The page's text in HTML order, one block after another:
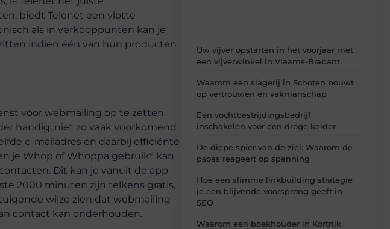
biedt Telenet een vlotte
als in verkooppunten kan je
indien één van hun producten
voor webmailing op te zetten.
handig, niet zo vaak voorkomend
e-mailadres en daarbij efficiënte
je Whop of Whoppa gebruikt kan
Dit kan je vanuit de app
2000 minuten zijn telkens gratis,
wijze zien dat webmailing
contact kan onderhouden.
Uw vijver opstarten in het voorjaar met
een vijverwinkel in Vlaams-Brabant
Waarom een slagerij in Schoten bouwt
op vertrouwen en vakmanschap
Een vochtbestrijdingsbedrijf
inschakelen voor een droge kelder
De diepe spier van de ziel: Waarom de
psoas reageert op spanning
Hoe een slimme linkbuilding strategie
je een blijvende voorsprong geeft in
SEO
Waarom een boekhouder in Kortrijk